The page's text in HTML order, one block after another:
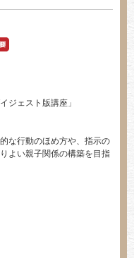
ジェスト版講座」
な行動のほめ方や、指示の
よい親子関係の構築を目指